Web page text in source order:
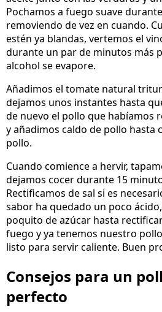
Pochamos a fuego suave
removiendo de vez en cuando.
estén ya blandas, vertemos el
durante un par de minutos más
alcohol se evapore.
Añadimos el tomate natural
dejamos unos instantes hasta
de nuevo el pollo que habíamos
y añadimos caldo de pollo hasta
pollo.
Cuando comience a hervir,
dejamos cocer durante 15
Rectificamos de sal si es
sabor ha quedado un poco
poquito de azúcar hasta
fuego y ya tenemos nuestro
listo para servir caliente. Buen
Consejos para un
perfecto